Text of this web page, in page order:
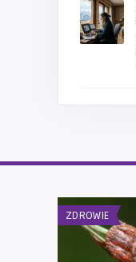
ZDROWIE